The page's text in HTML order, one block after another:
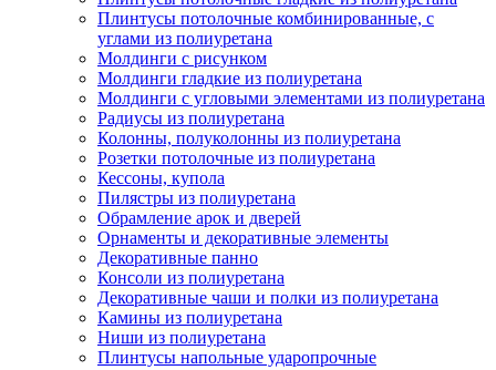
Плинтусы потолочные комбинированные, с
углами из полиуретана
Молдинги c рисунком
Молдинги гладкие из полиуретана
Молдинги с угловыми элементами из полиуретана
Радиусы из полиуретана
Колонны, полуколонны из полиуретана
Розетки потолочные из полиуретана
Кессоны, купола
Пилястры из полиуретана
Обрамление арок и дверей
Орнаменты и декоративные элементы
Декоративные панно
Консоли из полиуретана
Декоративные чаши и полки из полиуретана
Камины из полиуретана
Ниши из полиуретана
Плинтусы напольные ударопрочные